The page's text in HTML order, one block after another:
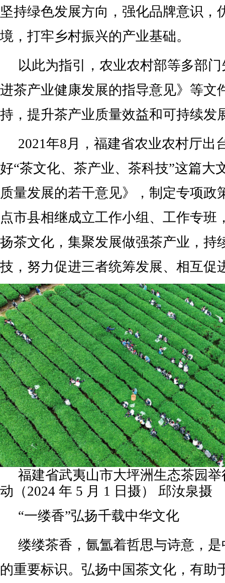
坚持绿色发展方向，强化品牌意识，
境，打牢乡村振兴的产业基础。
以此为指引，农业农村部等多部
进茶产业健康发展的指导意见》等文
持，提升茶产业质量效益和可持续发
2021年8月，福建省农业农村厅出
好“茶文化、茶产业、茶科技”这篇大
质量发展的若干意见》，制定专项政
点市县相继成立工作小组、工作专班
扬茶文化，集聚发展做强茶产业，持
技，努力促进三者统筹发展、相互促
福建省武夷山市大坪洲生态茶园
动（2024 年 5 月 1 日摄） 邱汝泉摄
“一缕香”弘扬千载中华文化
缕缕茶香，氤氲着哲思与诗意，
的重要标识。弘扬中国茶文化，有助